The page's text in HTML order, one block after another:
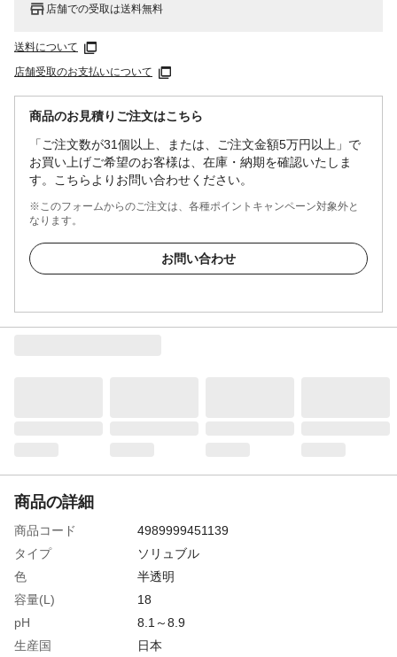
店舗での受取は送料無料
送料について
店舗受取のお支払いについて
商品のお見積りご注文はこちら
「ご注文数が31個以上、または、ご注文金額5万円以上」で
お買い上げご希望のお客様は、在庫・納期を確認いたしま
す。こちらよりお問い合わせください。
※このフォームからのご注文は、各種ポイントキャンペーン対象外と
なります。
お問い合わせ
商品の詳細
商品コード
4989999451139
タイプ
ソリュブル
色
半透明
容量(L)
18
pH
8.1～8.9
生産国
日本